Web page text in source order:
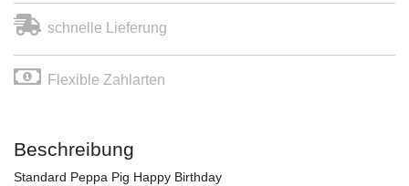
schnelle Lieferung
Flexible Zahlarten
Beschreibung
Standard Peppa Pig Happy Birthday